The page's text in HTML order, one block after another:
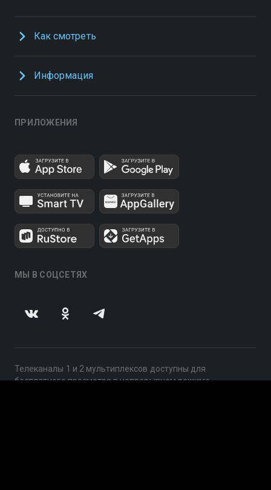
Как смотреть
Информация
ПРИЛОЖЕНИЯ
МЫ В СОЦСЕТЯХ
Телеканалы 1 и 2 мультиплексов доступны для
бесплатного просмотра в непрерывном режиме,